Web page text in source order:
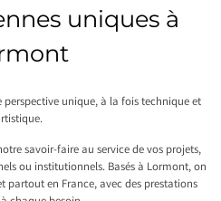
uniques à
perspective unique, à la fois technique et
savoir-faire au service de vos projets,
ou institutionnels. Basés à Lormont, on
partout en France, avec des prestations